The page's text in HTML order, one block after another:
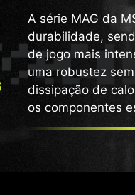
A série MAG da
durabilidade,
de jogo mais
uma robustez
dissipação de
os componentes